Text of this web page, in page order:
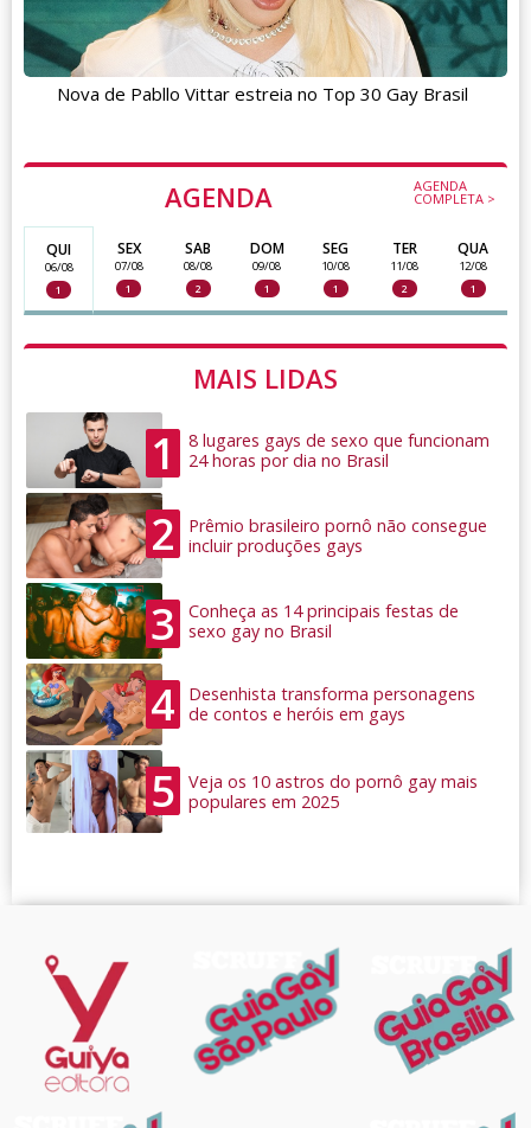
AGENDA AGENDA
COMPLETA >
QUI
06/08
1
SEX
07/08
1
SAB
08/08
2
DOM
09/08
1
SEG
10/08
1
TER
11/08
2
QUA
12/08
1
MAIS LIDAS
1
8 lugares gays de sexo que funcionam
24 horas por dia no Brasil
2
Prêmio brasileiro pornô não consegue
incluir produções gays
3
Conheça as 14 principais festas de
sexo gay no Brasil
4
Desenhista transforma personagens
de contos e heróis em gays
5
Veja os 10 astros do pornô gay mais
populares em 2025
Nova de Pabllo Vittar estreia no Top 30 Gay Brasil